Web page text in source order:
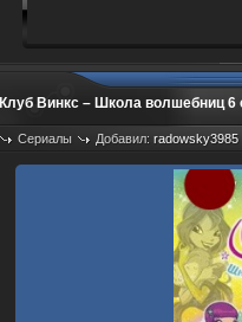
Клуб Винкс – Школа волшебниц 6
Сериалы Добавил: radowsky3985
Просмотров: 847